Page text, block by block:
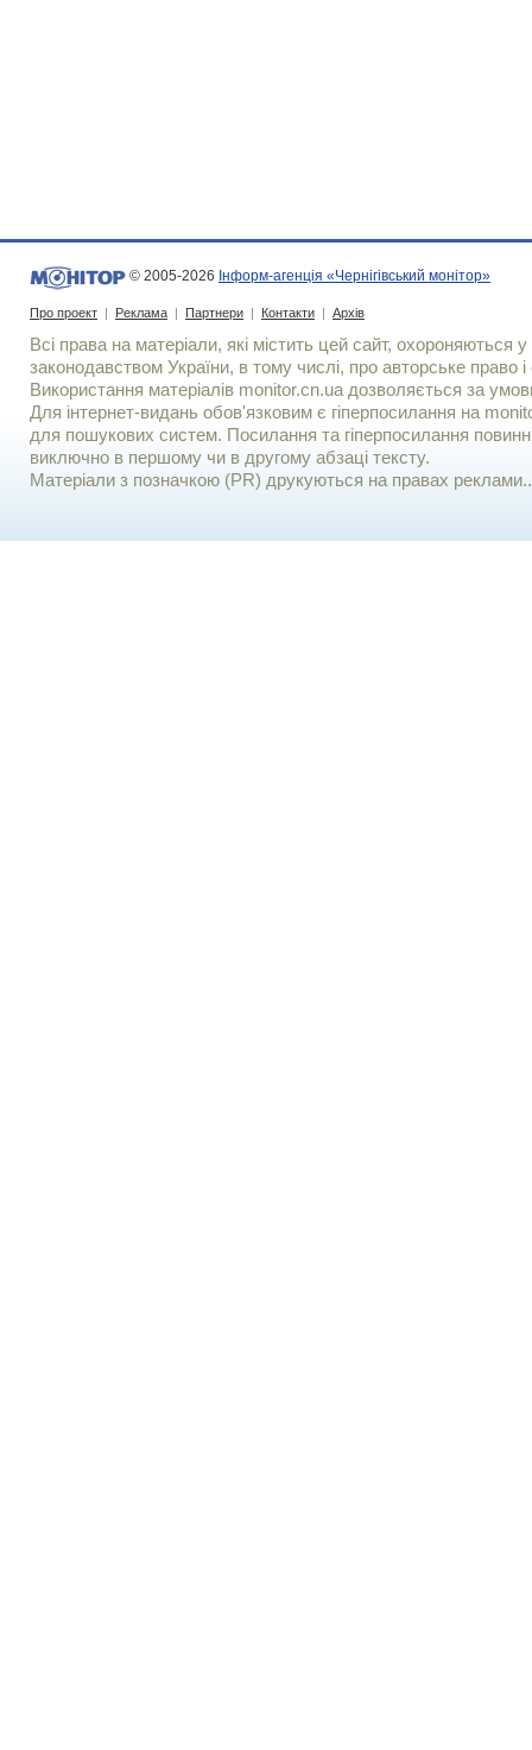
© 2005-2026 Інформ-агенція «Чернігівський монітор»
Про проект | Реклама | Партнери | Контакти | Архів
Всі права на матеріали, які містить цей сайт, охороняються у
законодавством України, в тому числі, про авторське право і
Використання матерiалiв monitor.cn.ua дозволяється за
Для iнтернет-видань обов'язковим є гiперпосилання на
для пошукових систем. Посилання та гіперпосилання
виключно в першому чи в другому абзаці тексту.
Матеріали з позначкою (PR) друкуються на правах реклами..